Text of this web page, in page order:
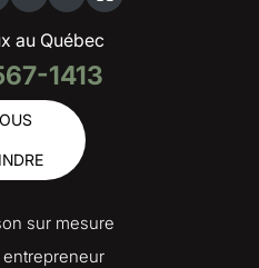
au Québec
1413
sur mesure